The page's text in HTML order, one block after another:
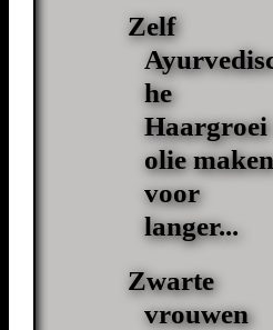
Zelf
he
Haargroei
olie maken
voor
langer...
Zwarte
vrouwen